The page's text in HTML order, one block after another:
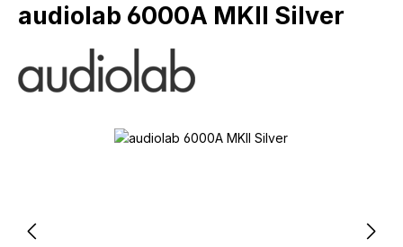
audiolab 6000A MKII Silver
Bildergalerie überspringen